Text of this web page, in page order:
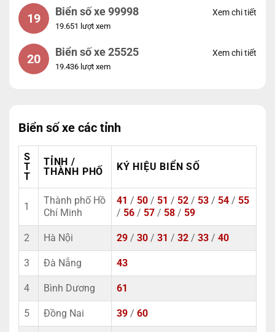
19 Biển số xe 99998
19.651 lượt xem
Xem chi tiết
20 Biển số xe 25525
19.436 lượt xem
Xem chi tiết
Biển số xe các tỉnh
S
T
T
TỈNH /
THÀNH PHỐ
KÝ HIỆU BIỂN SỐ
1
Thành phố Hồ
Chí Minh
41 / 50 / 51 / 52 / 53 / 54 / 55
/ 56 / 57 / 58 / 59
2 Hà Nội 29 / 30 / 31 / 32 / 33 / 40
3 Đà Nẵng 43
4 Bình Dương 61
5 Đồng Nai 39 / 60